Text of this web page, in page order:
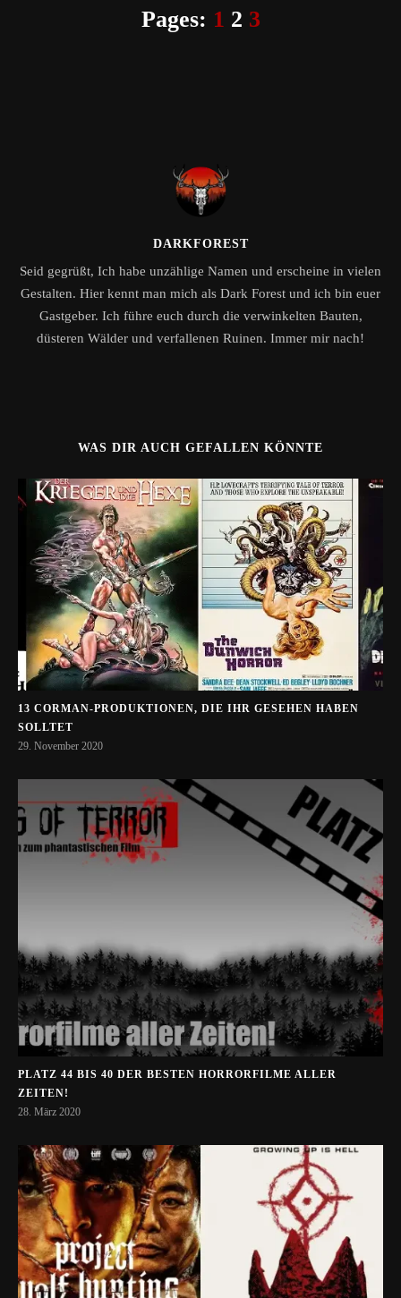
Pages: 1 2 3
DARKFOREST
Seid gegrüßt, Ich habe unzählige Namen und erscheine in vielen
Gestalten. Hier kennt man mich als Dark Forest und ich bin euer
Gastgeber. Ich führe euch durch die verwinkelten Bauten,
düsteren Wälder und verfallenen Ruinen. Immer mir nach!
WAS DIR AUCH GEFALLEN KÖNNTE
13 CORMAN-PRODUKTIONEN, DIE IHR GESEHEN HABEN
SOLLTET
29. November 2020
PLATZ 44 BIS 40 DER BESTEN HORRORFILME ALLER
ZEITEN!
28. März 2020